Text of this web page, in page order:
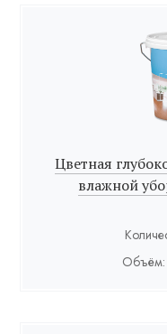
Цветная
влажной
Объём: